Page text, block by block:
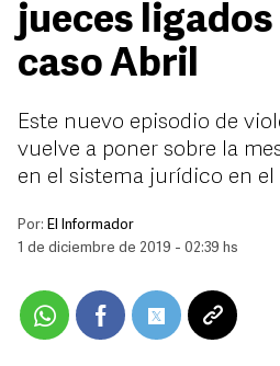
jueces ligados
caso Abril
Este nuevo episodio de
vuelve a poner sobre la
en el sistema jurídico en
Por: El Informador
1 de diciembre de 2019 - 02:39 hs